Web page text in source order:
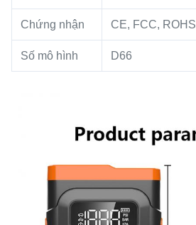
Chứng nhận CE, FCC, ROHS
Số mô hình D66